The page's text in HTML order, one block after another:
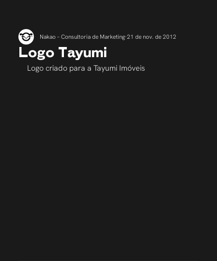
Logo Tayumi
Nakao – Consultoria de Marketing 21 de nov. de 2012
Logo criado para a Tayumi Imóveis